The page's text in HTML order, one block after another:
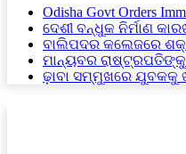
Odisha Govt Orders
ଦେଶୀ ବନ୍ଧୁକ ନିର୍ମାଣ
ବାଲିପଦର କଲେଜରେ
ମାନ୍ୟବର
ଢ଼ାବା ସମ୍ମୁଖରେ